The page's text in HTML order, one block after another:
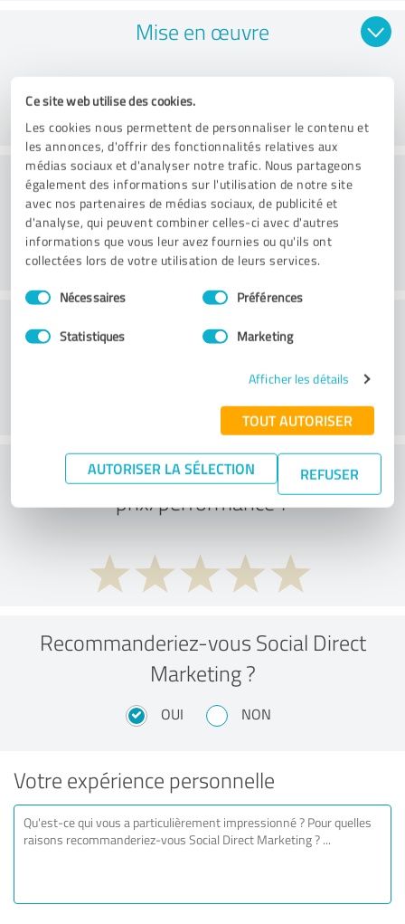
Ce site web utilise des cookies.
Les cookies nous permettent de personnaliser le contenu et
les annonces, d'offrir des fonctionnalités relatives aux
médias sociaux et d'analyser notre trafic. Nous partageons
également des informations sur l'utilisation de notre site
avec nos partenaires de médias sociaux, de publicité et
d'analyse, qui peuvent combiner celles-ci avec d'autres
informations que vous leur avez fournies ou qu'ils ont
collectées lors de votre utilisation de leurs services.
Sélection
du
Nécessaires Préférences
Statistiques Marketing
Afficher les détails
TOUT AUTORISER
AUTORISER LA SÉLECTION REFUSER
Mise en œuvre
Conseil
Service à la clientèle
Que pensez-vous du rapport
prix/performance ?
Recommanderiez-vous Social Direct
Marketing ?
OUI NON
Votre expérience personnelle